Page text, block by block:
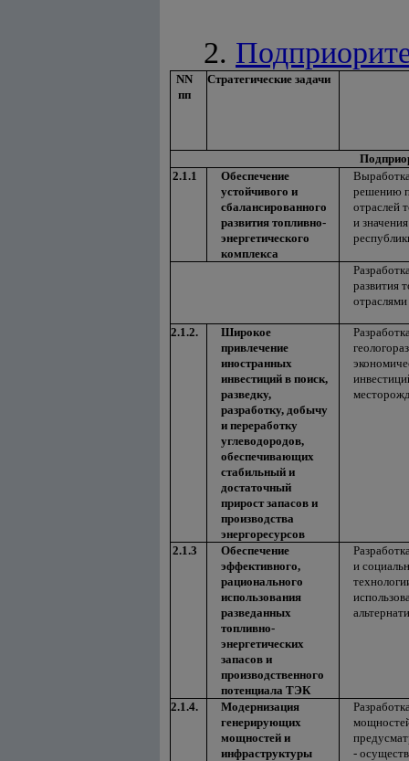
2.
NN
пп
Стратегические задачи
2.1.1
Обеспечение
устойчивого и
сбалансированного
развития топливно-
энергетического
комплекса
решению
отраслей
и
развития
2.1.2.
Широкое
привлечение
иностранных
инвестиций в поиск,
разведку,
разработку, добычу
и переработку
углеводородов,
обеспечивающих
стабильный и
достаточный
прирост запасов и
производства
энергоресурсов
2.1.3
Обеспечение
эффективного,
рационального
использования
разведанных
топливно-
энергетических
запасов и
производственного
потенциала ТЭК
и
2.1.4.
Модернизация
генерирующих
мощностей и
инфраструктуры
-